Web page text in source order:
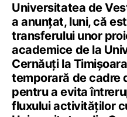
Universitatea de
a anunţat, luni, că
transferului unor
academice de la
Cernăuţi la
temporară de cadre
pentru a evita
fluxului activităţilor